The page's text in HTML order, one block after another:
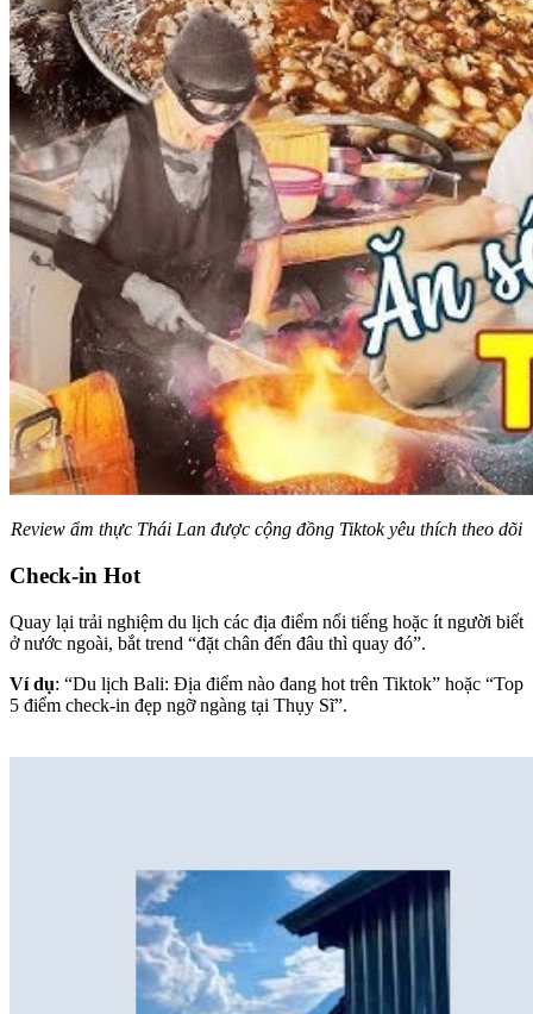
Review ẩm thực Thái Lan được cộng đồng Tiktok yêu thích theo dõi
Check-in Hot
Quay lại trải nghiệm du lịch các địa điểm nổi tiếng hoặc ít người biết
ở nước ngoài, bắt trend “đặt chân đến đâu thì quay đó”.
Ví dụ: “Du lịch Bali: Địa điểm nào đang hot trên Tiktok” hoặc “Top
5 điểm check-in đẹp ngỡ ngàng tại Thụy Sĩ”.